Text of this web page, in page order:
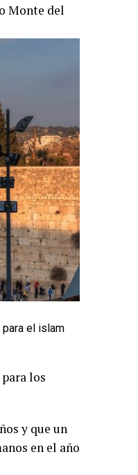
Monte del
el islam
los
y que un
en el año